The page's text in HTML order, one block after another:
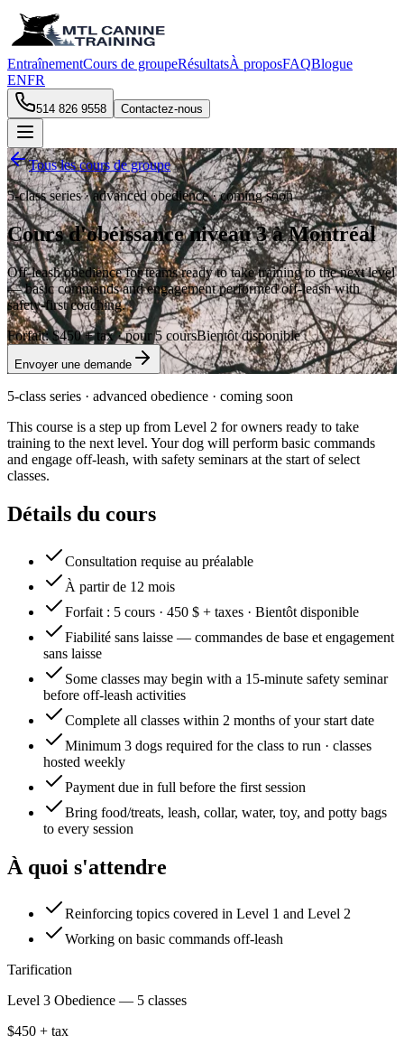
EntraînementCours de groupeRésultatsÀ proposFAQBlogue
ENFR
514 826 9558 Contactez-nous
Tous les cours de groupe
5-class series · advanced obedience · coming soon
Cours d'obéissance niveau 3 à Montréal
Off-leash obedience for teams ready to take training to the next level
— basic commands and engagement performed off-leash with
safety-first coaching.
Forfait:$450 + tax· pour 5 coursBientôt disponible
Envoyer une demande
5-class series · advanced obedience · coming soon
This course is a step up from Level 2 for owners ready to take
training to the next level. Your dog will perform basic commands
and engage off-leash, with safety seminars at the start of select
classes.
Détails du cours
Consultation requise au préalable
À partir de 12 mois
Forfait : 5 cours · 450 $ + taxes · Bientôt disponible
Fiabilité sans laisse — commandes de base et engagement
sans laisse
Some classes may begin with a 15-minute safety seminar
before off-leash activities
Complete all classes within 2 months of your start date
Minimum 3 dogs required for the class to run · classes
hosted weekly
Payment due in full before the first session
Bring food/treats, leash, collar, water, toy, and potty bags
to every session
À quoi s'attendre
Reinforcing topics covered in Level 1 and Level 2
Working on basic commands off-leash
Tarification
Level 3 Obedience — 5 classes
$450 + tax